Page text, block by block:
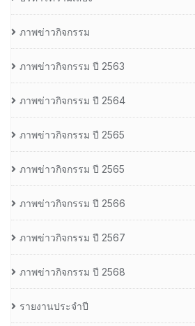
ภาพข่าวกิจกรรม
ภาพข่าวกิจกรรม ปี 2563
ภาพข่าวกิจกรรม ปี 2564
ภาพข่าวกิจกรรม ปี 2565
ภาพข่าวกิจกรรม ปี 2565
ภาพข่าวกิจกรรม ปี 2566
ภาพข่าวกิจกรรม ปี 2567
ภาพข่าวกิจกรรม ปี 2568
รายงานประจำปี